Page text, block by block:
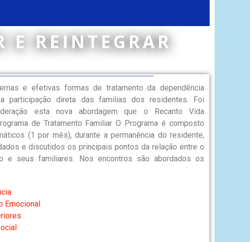
E REINTEGRAR
e efetivas formas de tratamento da dependência
participação direta das familias dos residentes. Foi
esta nova abordagem que o Recanto Vida
de Tratamento Familiar O Programa é composto
(1 por mês), durante a permanência do residente,
e discutidos os principais pontos da relação entre o
e seus familiares. Nos encontros são abordados os
Emocional